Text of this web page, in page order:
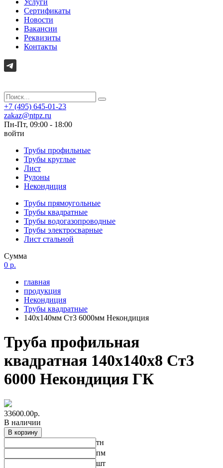
Услуги
Сертификаты
Новости
Вакансии
Реквизиты
Контакты
+7 (495) 645-01-23
zakaz@ntpz.ru
Пн-Пт, 09:00 - 18:00
войти
Трубы профильные
Трубы круглые
Лист
Рулоны
Некондиция
Трубы прямоугольные
Трубы квадратные
Трубы водогазопроводные
Трубы электросварные
Лист стальной
Сумма
0 р.
главная
продукция
Некондиция
Трубы квадратные
140х140мм Ст3 6000мм Некондиция
Труба профильная
квадратная 140х140х8 Ст3
6000 Некондиция ГК
33600.00р.
В наличии
В корзину
тн
пм
шт